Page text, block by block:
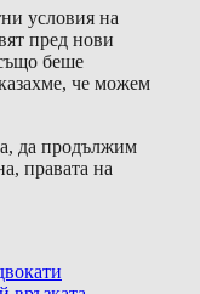
условия на
пред нови
беше
че можем
да продължим
правата на